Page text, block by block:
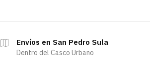
Envíos en San Pedro Sula
Dentro del Casco Urbano